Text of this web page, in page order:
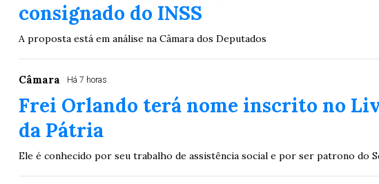
consignado do INSS
A proposta está em análise na Câmara dos Deputados
Câmara Há 7 horas
Frei Orlando terá nome inscrito no
da Pátria
Ele é conhecido por seu trabalho de assistência social e por ser patrono do
05 08
25 63 64 65 70 74 93